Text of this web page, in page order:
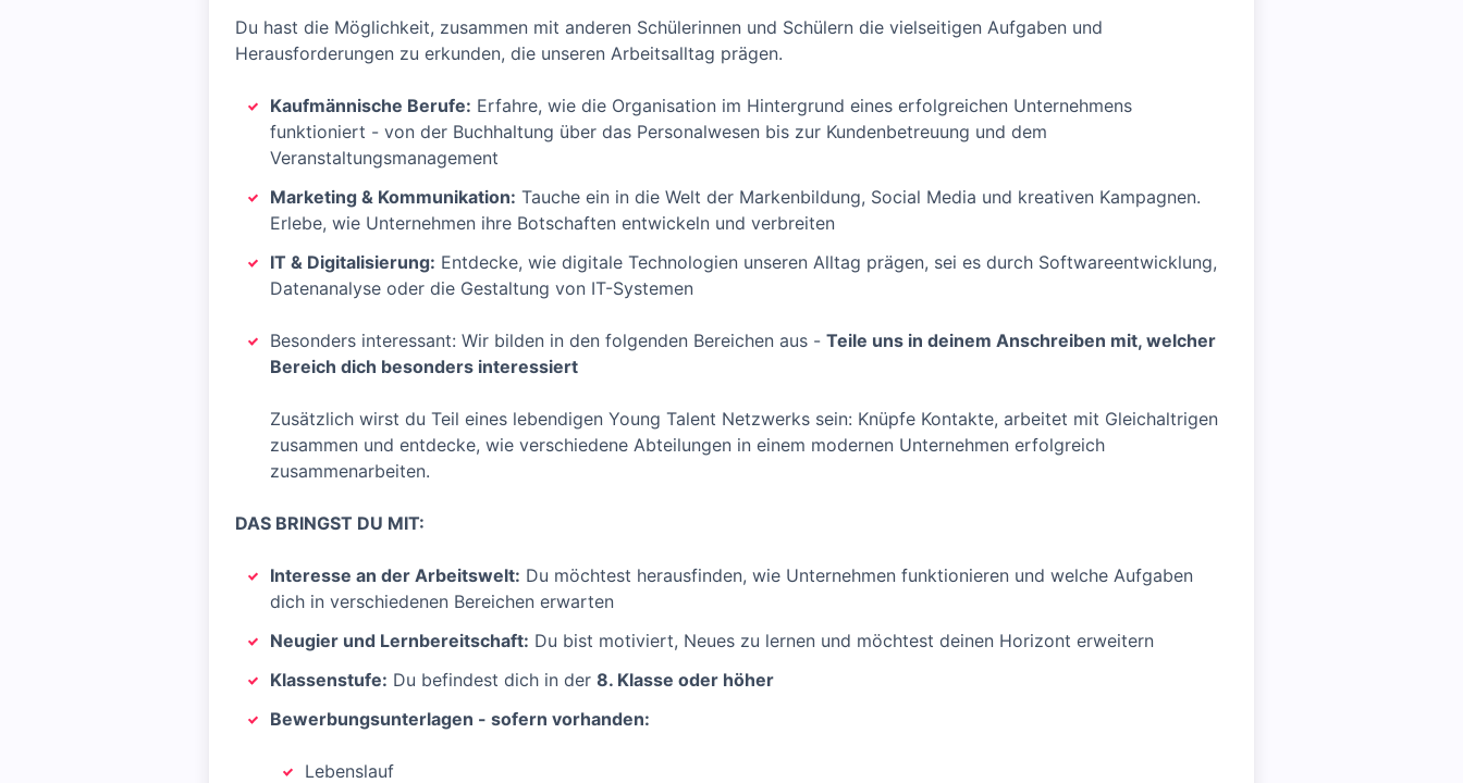
Du hast die Möglichkeit, zusammen mit anderen Schülerinnen und Schülern die vielseitigen Aufgaben und
Herausforderungen zu erkunden, die unseren Arbeitsalltag prägen.
Kaufmännische Berufe: Erfahre, wie die Organisation im Hintergrund eines erfolgreichen Unternehmens
funktioniert - von der Buchhaltung über das Personalwesen bis zur Kundenbetreuung und dem
Veranstaltungsmanagement
Marketing & Kommunikation: Tauche ein in die Welt der Markenbildung, Social Media und kreativen Kampagnen.
Erlebe, wie Unternehmen ihre Botschaften entwickeln und verbreiten
IT & Digitalisierung: Entdecke, wie digitale Technologien unseren Alltag prägen, sei es durch Softwareentwicklung,
Datenanalyse oder die Gestaltung von IT-Systemen
Besonders interessant: Wir bilden in den folgenden Bereichen aus - Teile uns in deinem Anschreiben mit, welcher
Bereich dich besonders interessiert
Zusätzlich wirst du Teil eines lebendigen Young Talent Netzwerks sein: Knüpfe Kontakte, arbeitet mit Gleichaltrigen
zusammen und entdecke, wie verschiedene Abteilungen in einem modernen Unternehmen erfolgreich
zusammenarbeiten.
DAS BRINGST DU MIT:
Interesse an der Arbeitswelt: Du möchtest herausfinden, wie Unternehmen funktionieren und welche Aufgaben
dich in verschiedenen Bereichen erwarten
Neugier und Lernbereitschaft: Du bist motiviert, Neues zu lernen und möchtest deinen Horizont erweitern
Klassenstufe: Du befindest dich in der 8. Klasse oder höher
Bewerbungsunterlagen - sofern vorhanden:
Lebenslauf